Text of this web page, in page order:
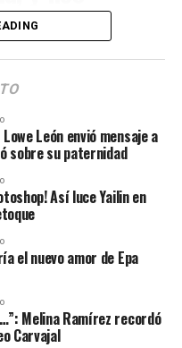
IG)
sabe a
ustedes
ahí donde
es
señaló.
muchas
les digo,
si yo
ahí yo
nadie en
que
León envió mensaje a
sobre su paternidad
Así luce Yailin en
el nuevo amor de Epa
Melina Ramírez recordó
Carvajal